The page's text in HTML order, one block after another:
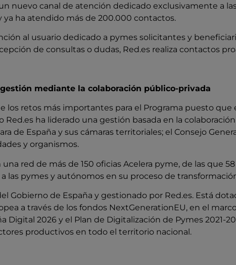
nuevo canal de atención dedicado exclusivamente a
ha atendido más de 200.000 contactos.
al usuario dedicado a pymes solicitantes y
de consultas o dudas, Red.es realiza contactos
mediante la colaboración público-privada
los retos más importantes para el Programa puesto
Red.es ha liderado una gestión basada en la
de España y sus cámaras territoriales; el Consejo
y organismos.
red de más de 150 oficias Acelera pyme, de las que
las pymes y autónomos en su proceso de
Gobierno de España y gestionado por Red.es. Está
a través de los fondos NextGenerationEU, en el
Digital 2026 y el Plan de Digitalización de Pymes 2021-
productivos en todo el territorio nacional.